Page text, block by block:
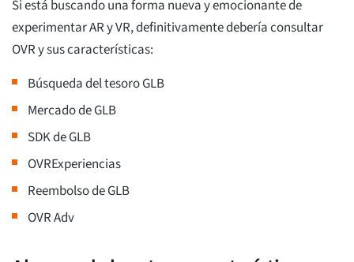
Si está buscando una forma nueva y emocionante de
experimentar AR y VR, definitivamente debería consultar
OVR y sus características:
Búsqueda del tesoro GLB
Mercado de GLB
SDK de GLB
OVRExperiencias
Reembolso de GLB
OVR Adv